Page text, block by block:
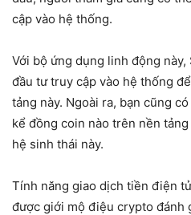
cập vào hệ thống.
Với bộ ứng dụng linh động
đầu tư truy cập vào hệ thống
tảng này. Ngoài ra, bạn cũng
kể đồng coin nào trên nền
hệ sinh thái này.
Tính năng giao dịch tiền điện
được giới mộ điệu crypto đánh